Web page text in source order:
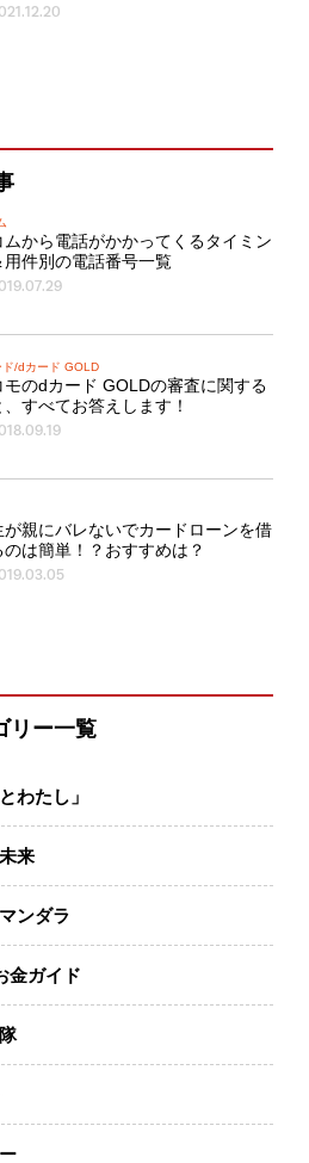
ムから電話がかかってくるタイミン
用件別の電話番号一覧
ド/dカード GOLD
モのdカード GOLDの審査に関する
、すべてお答えします！
が親にバレないでカードローンを借
のは簡単！？おすすめは？
リー一覧
わたし」
来
ンダラ
金ガイド